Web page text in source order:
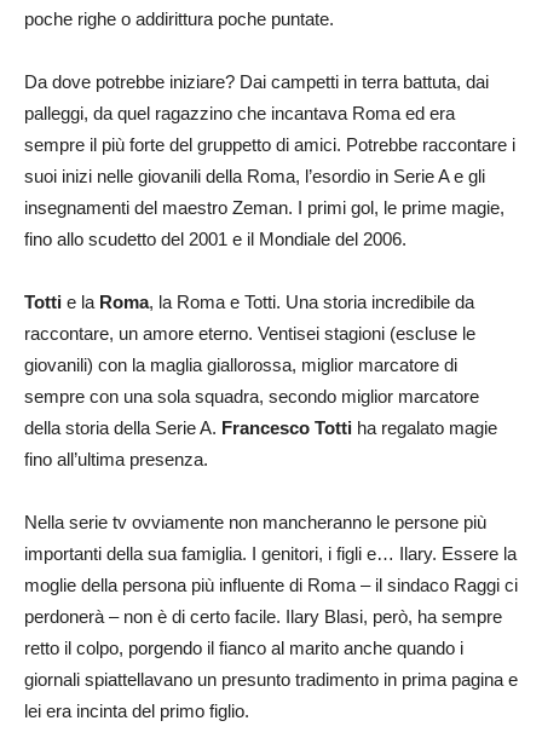
poche righe o addirittura poche puntate.
Da dove potrebbe iniziare? Dai campetti in terra battuta, dai
palleggi, da quel ragazzino che incantava Roma ed era
sempre il più forte del gruppetto di amici. Potrebbe raccontare i
suoi inizi nelle giovanili della Roma, l’esordio in Serie A e gli
insegnamenti del maestro Zeman. I primi gol, le prime magie,
fino allo scudetto del 2001 e il Mondiale del 2006.
Totti e la Roma, la Roma e Totti. Una storia incredibile da
raccontare, un amore eterno. Ventisei stagioni (escluse le
giovanili) con la maglia giallorossa, miglior marcatore di
sempre con una sola squadra, secondo miglior marcatore
della storia della Serie A. Francesco Totti ha regalato magie
fino all’ultima presenza.
Nella serie tv ovviamente non mancheranno le persone più
importanti della sua famiglia. I genitori, i figli e… Ilary. Essere la
moglie della persona più influente di Roma – il sindaco Raggi ci
perdonerà – non è di certo facile. Ilary Blasi, però, ha sempre
retto il colpo, porgendo il fianco al marito anche quando i
giornali spiattellavano un presunto tradimento in prima pagina e
lei era incinta del primo figlio.